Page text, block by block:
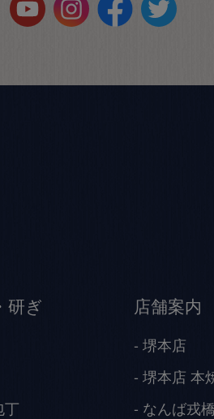
研ぎ
丁
店舗案内
堺本店
堺本店 本
なんば戎